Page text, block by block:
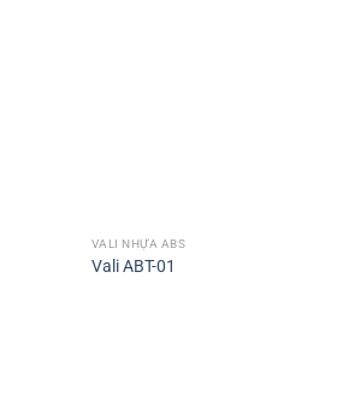
VALI NHỰA ABS
Vali ABT-01